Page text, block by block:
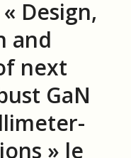
Design,
and
next
GaN
» le